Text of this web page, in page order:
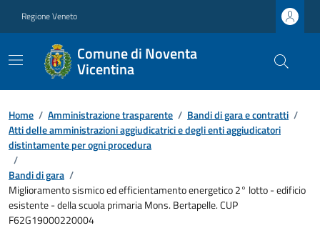
Regione Veneto
Comune di Noventa
Vicentina
Home / Amministrazione trasparente / Bandi di gara e contratti /
Atti delle amministrazioni aggiudicatrici e degli enti aggiudicatori
distintamente per ogni procedura
/
Bandi di gara /
Miglioramento sismico ed efficientamento energetico 2° lotto - edificio
esistente - della scuola primaria Mons. Bertapelle. CUP
F62G19000220004